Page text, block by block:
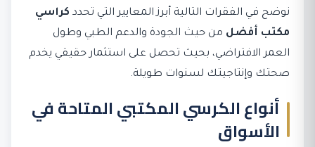
نوضح في الفقرات التالية أبرز المعايير التي تحدد كراسي
مكتب أفضل من حيث الجودة والدعم الطبي وطول
العمر الافتراضي، بحيث تحصل على استثمار حقيقي يخدم
صحتك وإنتاجيتك لسنوات طويلة.
أنواع الكرسي المكتبي المتاحة في
الأسواق